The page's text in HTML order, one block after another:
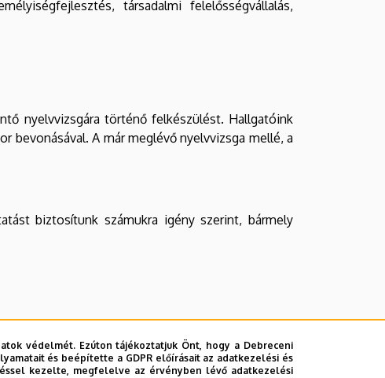
társadalmi felelősségvállalás,
nyelvvizsgára történő felkészülést. Hallgatóink
bevonásával. A már meglévő nyelvvizsga mellé, a
biztosítunk számukra igény szerint, bármely
védelmét. Ezúton tájékoztatjuk Önt, hogy a Debreceni
és beépítette a GDPR előírásait az adatkezelési és
kezelte, megfelelve az érvényben lévő adatkezelési